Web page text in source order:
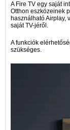
A Fire TV egy saját
Otthon eszközeinek
használható Airplay,
saját TV-jéről.
A funkciók
szükséges.